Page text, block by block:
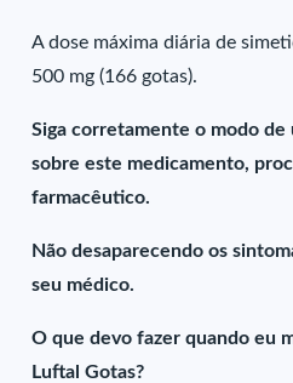
A dose máxima diária de
500 mg (166 gotas).
Siga corretamente o modo de
sobre este medicamento,
farmacêutico.
Não desaparecendo os
seu médico.
O que devo fazer quando eu
Luftal Gotas?